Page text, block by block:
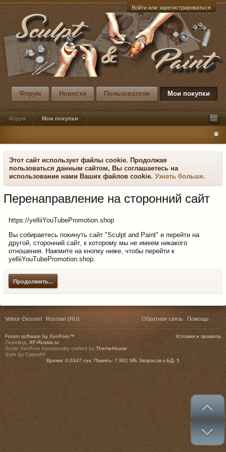
Войти или зарегистрироваться
Форум Новости Пользователи Мои покупки
Форум Мои покупки
Этот сайт использует файлы cookie. Продолжая
пользоваться данным сайтом, Вы соглашаетесь на
использование нами Ваших файлов cookie. Узнать больше.
Перенаправление на сторонний сайт
https://yelliiYouTubePromotion.shop
Вы собираетесь покинуть сайт "Sculpt and Paint" и перейти на
другой, сторонний сайт, к которому мы не имеем никакого
отношения. Нажмите на кнопку ниже, чтобы перейти к
yelliiYouTubePromotion.shop.
Продолжить...
Velour-Dessert Russian (RU) Обратная связь Помощь
Условия и правила
Forum software by XenForo™
Перевод:XF-Russia.ru
Some XenForo functionality crafted byThemeHouse.
Style by CyberAP
Время: 0,0347 сек. Память: 7,961 МБ Запросов к БД: 5